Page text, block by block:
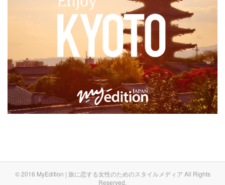
© 2016 MyEdition | 旅に恋する女性のためのスタイルメディア All Rights
Reserved.